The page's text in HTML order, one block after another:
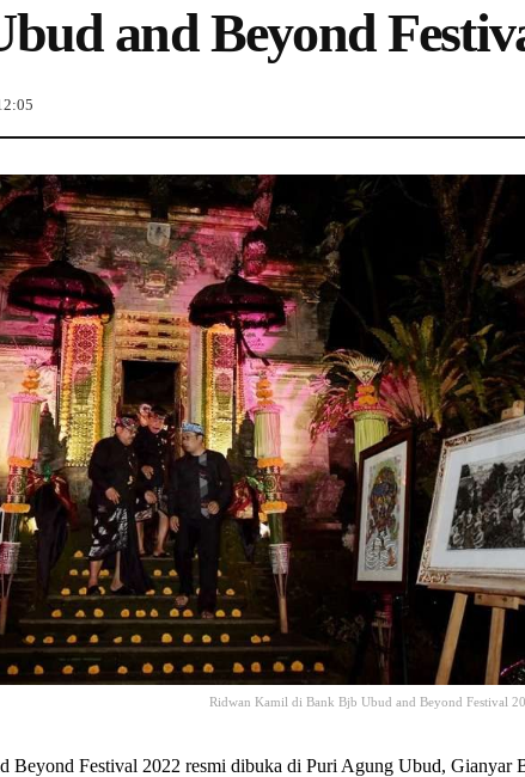
and Beyond
Ridwan Kamil di Bank Bjb Ubud and Beyond Festival
Festival 2022 resmi dibuka di Puri Agung Ubud, Gianyar